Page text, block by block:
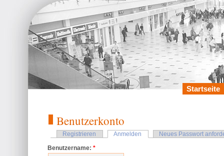
Startseite
Benutzerkonto
Registrieren Anmelden
Neues Passwort
Benutzername:*